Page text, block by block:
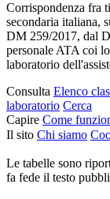
Corrispondenza fra
secondaria italiana,
DM 259/2017, dal
personale ATA coi
laboratorio
Consulta Elenco
laboratorio Cerca
Capire Come
Il sito Chi siamo
Le tabelle sono
fa fede il testo